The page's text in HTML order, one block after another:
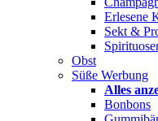
Erlesene
Sekt &
Obst
Süße Werbung
Alles
Bonbons